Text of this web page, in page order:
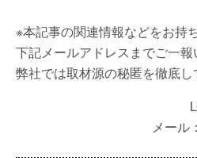
※本記事の関連情報などをお持
下記メールアドレスまでご一報
弊社では取材源の秘匿を徹底し
メール